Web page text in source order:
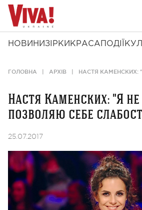
НОВИНИ ЗІРКИ КРАСА ПОДІЇ
ГОЛОВНА АРХІВ НАСТЯ КАМЕНСКИХ:
Настя Каменских: "Я
позволяю себе
25.07.2017